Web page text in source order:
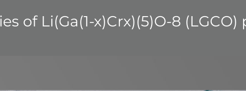
of Li(Ga(1-x)Crx)(5)O-8 (LGCO)